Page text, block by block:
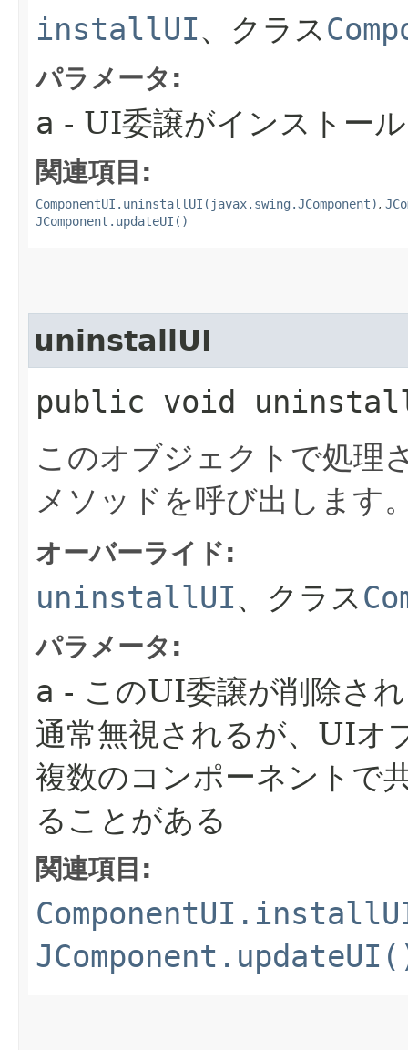
installUI、クラス
パラメータ:
a - UI委譲がインストー
関連項目:
ComponentUI.uninstallUI(javax.swing.JComponent),
JComponent.updateUI()
uninstallUI
public void
このオブジェクトで処理
メソッドを呼び出します
オーバーライド:
uninstallUI、クラス
パラメータ:
a - このUI委譲が削除さ
通常無視されるが、UIオ
複数のコンポーネントで
ることがある
関連項目: